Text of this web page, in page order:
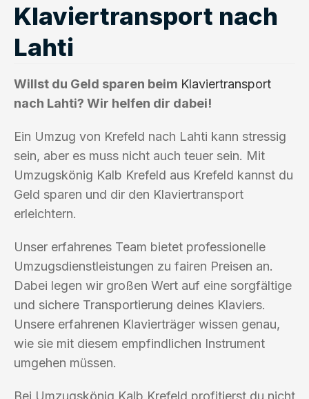
Klaviertransport nach
Lahti
Willst du Geld sparen beim Klaviertransport
nach Lahti? Wir helfen dir dabei!
Ein Umzug von Krefeld nach Lahti kann stressig
sein, aber es muss nicht auch teuer sein. Mit
Umzugskönig Kalb Krefeld aus Krefeld kannst du
Geld sparen und dir den Klaviertransport
erleichtern.
Unser erfahrenes Team bietet professionelle
Umzugsdienstleistungen zu fairen Preisen an.
Dabei legen wir großen Wert auf eine sorgfältige
und sichere Transportierung deines Klaviers.
Unsere erfahrenen Klavierträger wissen genau,
wie sie mit diesem empfindlichen Instrument
umgehen müssen.
Bei Umzugskönig Kalb Krefeld profitierst du nicht